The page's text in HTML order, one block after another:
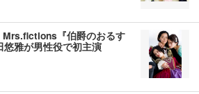
Mrs.fictions『伯爵のおるす
雅が男性役で初主演